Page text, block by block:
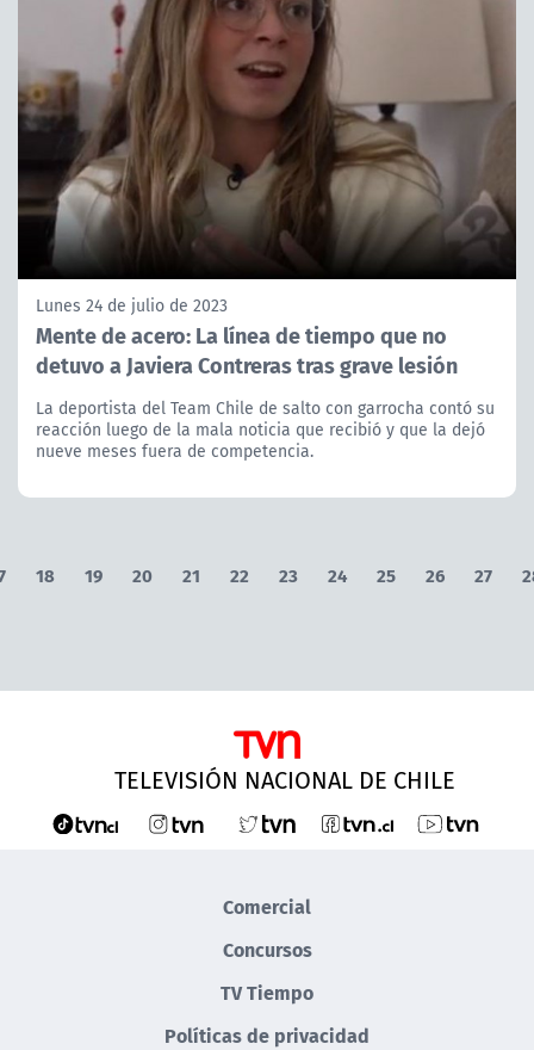
Lunes 24 de julio de 2023
Mente de acero: La línea de tiempo que no
detuvo a Javiera Contreras tras grave lesión
La deportista del Team Chile de salto con garrocha contó su
reacción luego de la mala noticia que recibió y que la dejó
nueve meses fuera de competencia.
18 19 20 21 22 23 24 25 26 27
TELEVISIÓN NACIONAL DE CHILE
Comercial
Concursos
TV Tiempo
Políticas de privacidad